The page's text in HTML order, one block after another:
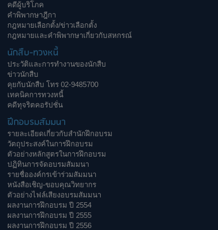
คดีผู้บริโภค
คำพิพากษาฎีกา
กฎหมายเลือกตั้ง/ข่าวเลือกตั้ง
กฎหมายและคำพิพากษาเกี่ยวกับสหกรณ์
นักสืบ-ทวงหนี้
ประวัติและการทำงานของนักสืบ
ข่าวนักสืบ
คุยกับนักสืบ โทร 02-9485700
เทคนิคการทวงหนี้
คดีทุจริตคอรัปชั่น
ฝึกอบรมสัมมนา
รายละเอียดเกี่ยวกับสำนักฝึกอบรม
วัตถุประสงค์ในการฝึกอบรม
ตัวอย่างหลักสูตรในการฝึกอบรม
ปฏิทินการจัดอบรมสัมมนา
รายชื่อองค์กรเข้าร่วมสัมมนา
หนังสือเชิญ-ขอบคุณวิทยากร
ตัวอย่างไฟล์เสียงอบรมสัมมนา
ผลงานการฝึกอบรม ปี 2554
ผลงานการฝึกอบรม ปี 2555
ผลงานการฝึกอบรม ปี 2556